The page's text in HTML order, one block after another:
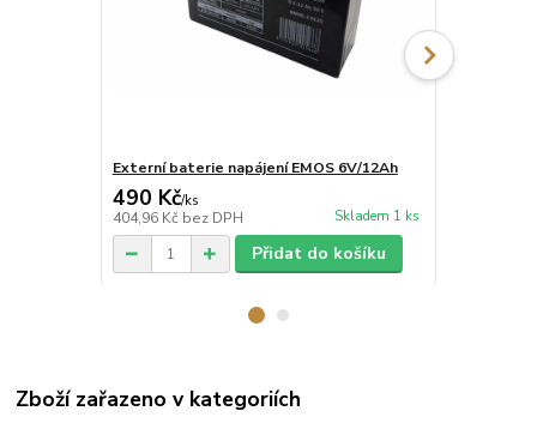
Externí baterie napájení EMOS 6V/12Ah
490 Kč/ks
404,96 Kč bez DPH Skladem 1 ks
Přidat do košíku
Zboží zařazeno v kategoriích